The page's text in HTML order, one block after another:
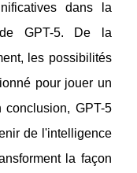
dans la
GPT-5. De la
les possibilités
pour jouer un
GPT-5
de l'intelligence
la façon